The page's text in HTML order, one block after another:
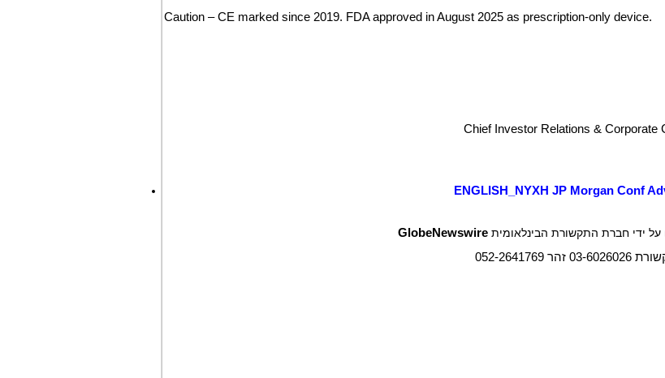
Caution – CE marked since 2019. FDA approved in August 2025 as prescription-only device.
Chief Investor Relations & Corporate
ENGLISH_NYXH JP Morgan Conf
על ידי חברת התקשורת הבינלאומיתGlobeNewswire
זהר 052-2641769